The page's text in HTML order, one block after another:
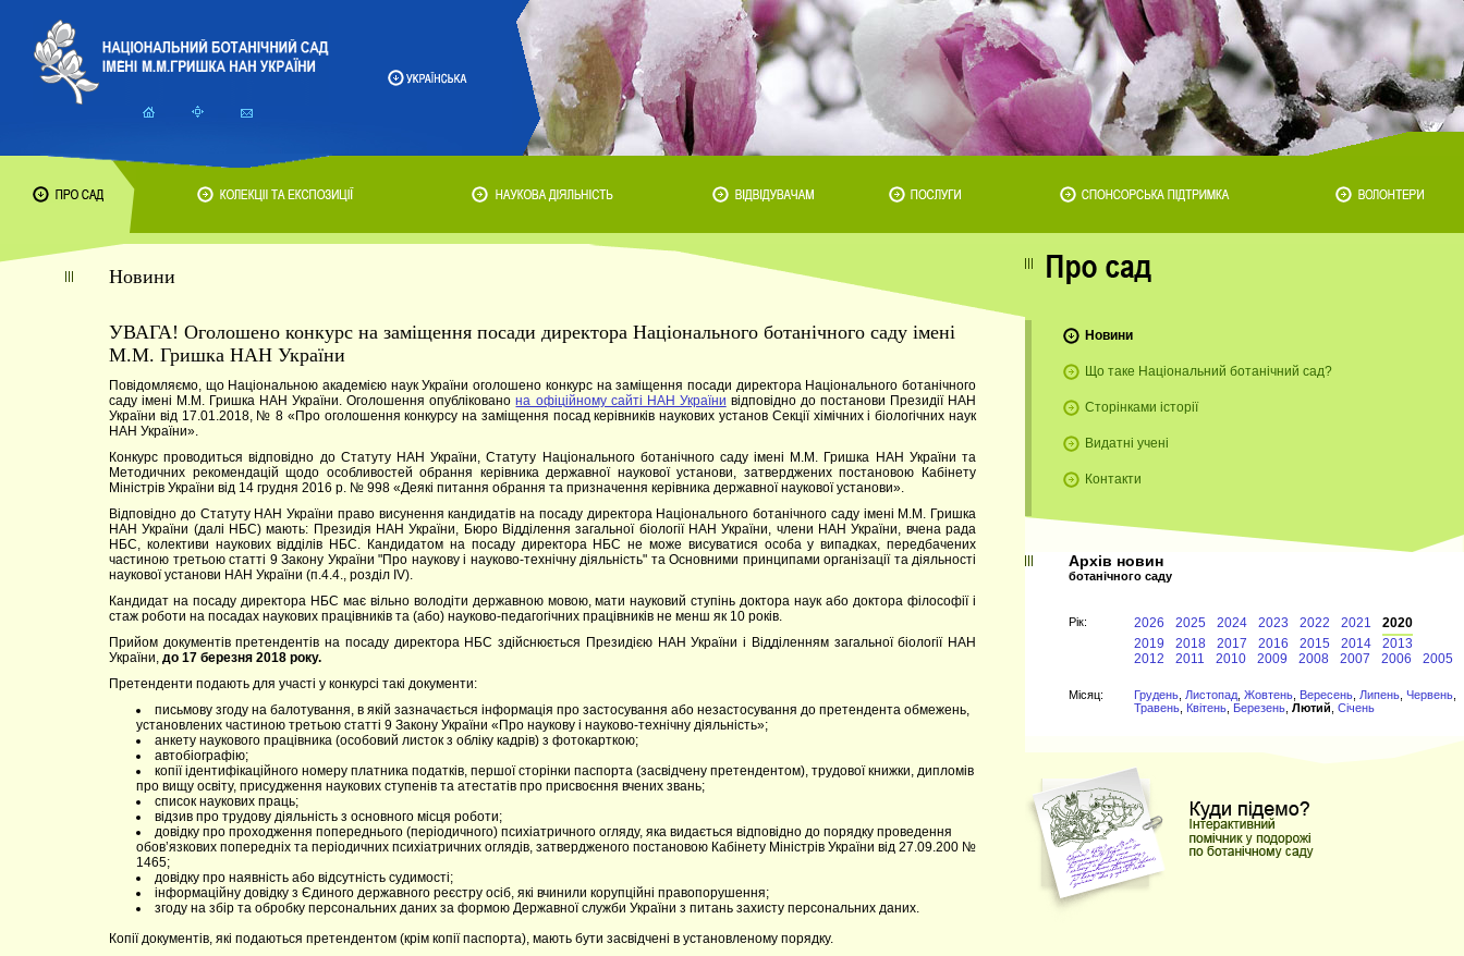
Новини
УВАГА! Оголошено конкурс на заміщення посади директора Національного ботанічного саду імені
М.М. Гришка НАН України
Повідомляємо, що Національною академією наук України оголошено конкурс на заміщення посади директора Національного ботанічного
саду імені М.М. Гришка НАН України. Оголошення опублікованона офіційному сайті НАН України відповідно до постанови Президії НАН
України від 17.01.2018, № 8 «Про оголошення конкурсу на заміщення посад керівників наукових установ Секції хімічних і біологічних наук
НАН України».
Конкурс проводиться відповідно до Статуту НАН України, Статуту Національного ботанічного саду імені М.М. Гришка НАН України та
Методичних рекомендацій щодо особливостей обрання керівника державної наукової установи, затверджених постановою Кабінету
Міністрів України від 14 грудня 2016 р. № 998 «Деякі питання обрання та призначення керівника державної наукової установи».
Відповідно до Статуту НАН України право висунення кандидатів на посаду директора Національного ботанічного саду імені М.М. Гришка
НАН України (далі НБС) мають: Президія НАН України, Бюро Відділення загальної біології НАН України, члени НАН України, вчена рада
НБС, колективи наукових відділів НБС. Кандидатом на посаду директора НБС не може висуватися особа у випадках, передбачених
частиною третьою статті 9 Закону України "Про наукову і науково-технічну діяльність" та Основними принципами організації та діяльності
наукової установи НАН України (п.4.4., розділ ІV).
Кандидат на посаду директора НБС має вільно володіти державною мовою, мати науковий ступінь доктора наук або доктора філософії і
стаж роботи на посадах наукових працівників та (або) науково-педагогічних працівників не менш як 10 років.
Прийом документів претендентів на посаду директора НБС здійснюється Президією НАН України і Відділенням загальної біології НАН
України, до 17 березня 2018 року.
Претенденти подають для участі у конкурсі такі документи:
письмову згоду на балотування, в якій зазначається інформація про застосування або незастосування до претендента обмежень,
установлених частиною третьою статті 9 Закону України «Про наукову і науково-технічну діяльність»;
анкету наукового працівника (особовий листок з обліку кадрів) з фотокарткою;
автобіографію;
копії ідентифікаційного номеру платника податків, першої сторінки паспорта (засвідчену претендентом), трудової книжки, дипломів
про вищу освіту, присудження наукових ступенів та атестатів про присвоєння вчених звань;
список наукових праць;
відзив про трудову діяльність з основного місця роботи;
довідку про проходження попереднього (періодичного) психіатричного огляду, яка видається відповідно до порядку проведення
обов’язкових попередніх та періодичних психіатричних оглядів, затвердженого постановою Кабінету Міністрів України від 27.09.200 №
1465;
довідку про наявність або відсутність судимості;
інформаційну довідку з Єдиного державного реєстру осіб, які вчинили корупційні правопорушення;
згоду на збір та обробку персональних даних за формою Державної служби України з питань захисту персональних даних.
Копії документів, які подаються претендентом (крім копії паспорта), мають бути засвідчені в установленому порядку.
Новини
Що таке Національний ботанічний сад?
Сторінками історії
Видатні учені
Контакти
Архів новин
ботанічного саду
Рiк: 2026 2025 2024 2023 2022 2021
2020
2019
2018 2017 2016 2015 2014
2013
2012
2011 2010 2009 2008 2007 2006 2005
Мiсяц: Грудень Листопад Жовтень Вересень Липень Червень
Травень Квітень Березень Лютий Січень